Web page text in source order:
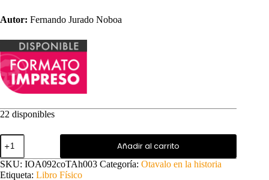
Autor: Fernando Jurado Noboa
22 disponibles
Las
gentes
del
corregimiento
Añadir al carrito
SKU: IOA092coTAh003 Categoría: Otavalo en la historia
Etiqueta: Libro Físico